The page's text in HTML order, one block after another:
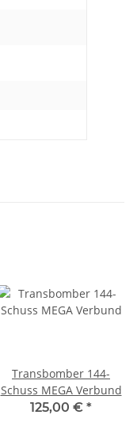
Transbomber 144-
Schuss MEGA Verbund
125,00 € *